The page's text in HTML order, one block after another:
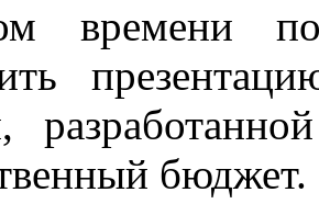
времени
бюджет.